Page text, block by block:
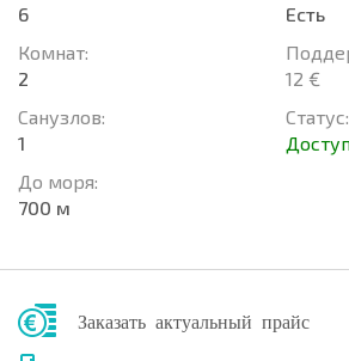
6
Комнат:
2
Санузлов:
1
До моря:
700 м
Есть
12 €
Статус:
Заказать актуальный прайс